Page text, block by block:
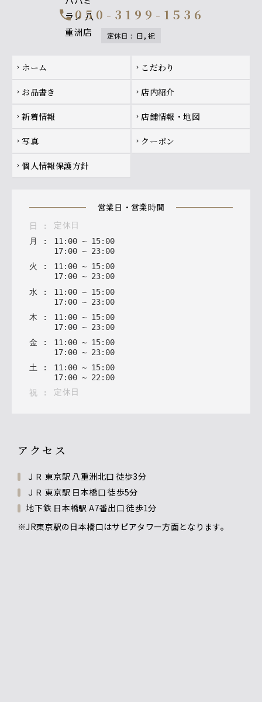
call 050-3199-1536
定休日 : 日, 祝
Footer navigation
chevron_right ホーム chevron_right こだわり
chevron_right お品書き chevron_right 店内紹介
chevron_right 新着情報 chevron_right 店舗情報・地図
chevron_right 写真 chevron_right クーポン
chevron_right 個人情報保護方針
営業日・営業時間
日 :
定休日
月
: 11: 00 ~ 15: 00
17: 00 ~ 23: 00
火
: 11: 00 ~ 15: 00
17: 00 ~ 23: 00
水 : 11 : 00 ~ 15: 00
17: 00 ~ 23: 00
木 : 11 : 00 ~ 15: 00
17: 00 ~ 23: 00
金 : 11 : 00 ~ 15: 00
17: 00 ~ 23: 00
土 : 11 : 00 ~ 15: 00
17: 00 ~ 22 : 00
祝 : 定休日
アクセス
ＪＲ 東京駅 八重洲北口 徒歩3分
ＪＲ 東京駅 日本橋口 徒歩5分
地下鉄 日本橋駅 A7番出口 徒歩1分
※JR東京駅の日本橋口はサピアタワー方面となります。